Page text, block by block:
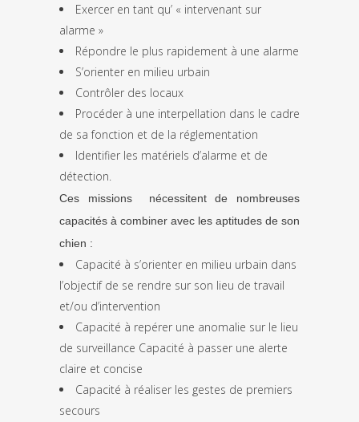
Exercer en tant qu’ « intervenant sur
alarme »
Répondre le plus rapidement à une alarme
S’orienter en milieu urbain
Contrôler des locaux
Procéder à une interpellation dans le cadre
de sa fonction et de la réglementation
Identifier les matériels d’alarme et de
détection.
Ces missions nécessitent de nombreuses
capacités à combiner avec les aptitudes de son
chien :
Capacité à s’orienter en milieu urbain dans
l’objectif de se rendre sur son lieu de travail
et/ou d’intervention
Capacité à repérer une anomalie sur le lieu
de surveillance Capacité à passer une alerte
claire et concise
Capacité à réaliser les gestes de premiers
secours